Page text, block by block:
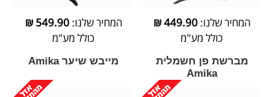
המחיר שלנו:449.90
₪
כולל מע"מ
המחיר שלנו:549.90
₪
כולל מע"מ
מברשת פן חשמלית
Amika
מייבש שיער Amika